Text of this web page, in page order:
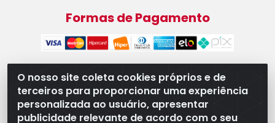
O nosso site coleta cookies próprios e de
terceiros para proporcionar uma experiência
personalizada ao usuário, apresentar
publicidade relevante de acordo com o seu
Formas de Pagamento
WB Componentes Automotivos LTDA - CNPJ
08.528.393/0001-12 - Rua do Níquel, 667 - Parque
Oeste Industrial, Goiânia/GO - CEP 74375-660